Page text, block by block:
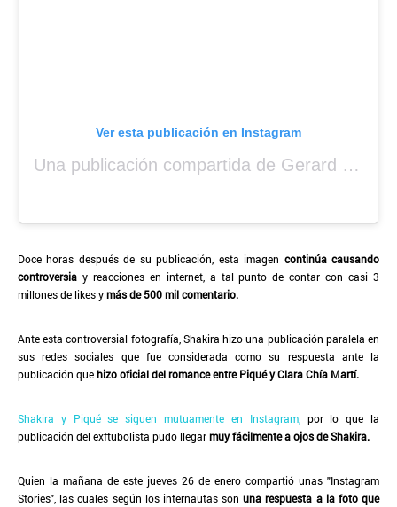
Ver esta publicación en Instagram
Una publicación compartida de Gerard Piqué (@3gerardpique)
Doce horas después de su publicación, esta imagen continúa causando
controversia y reacciones en internet, a tal punto de contar con casi 3
millones de likes ymás de 500 mil comentario.
Ante esta controversial fotografía, Shakira hizo una publicación paralela en
sus redes sociales que fue considerada como su respuesta ante la
publicación quehizo oficial del romance entre Piqué y Clara Chía Martí.
Shakira y Piqué se siguen mutuamente en Instagram,
por lo que la
publicación del exftubolista pudo llegarmuy fácilmente a ojos de Shakira.
Quien la mañana de este jueves 26 de enero compartió unas "Instagram
Stories", las cuales según los internautas sonuna respuesta a la foto que